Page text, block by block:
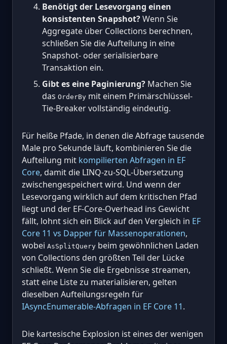
Benötigt der Lesevorgang einen
konsistenten Snapshot?Wenn Sie
Aggregate über Collections berechnen,
schließen Sie die Aufteilung in eine
Snapshot- oder serialisierbare
Transaktion ein.
Gibt es eine Paginierung? Machen Sie
das OrderBy mit einem Primärschlüssel-
Tie-Breaker vollständig eindeutig.
Für heiße Pfade, in denen die Abfrage tausende
Male pro Sekunde läuft, kombinieren Sie die
Aufteilung mit kompilierten Abfragen in EF
Core, damit die LINQ-zu-SQL-Übersetzung
zwischengespeichert wird. Und wenn der
Lesevorgang wirklich auf dem kritischen Pfad
liegt und der EF-Core-Overhead ins Gewicht
fällt, lohnt sich ein Blick auf den Vergleich in EF
Core 11 vs Dapper für Massenoperationen,
wobei AsSplitQuery beim gewöhnlichen Laden
von Collections den größten Teil der Lücke
schließt. Wenn Sie die Ergebnisse streamen,
statt eine Liste zu materialisieren, gelten
dieselben Aufteilungsregeln für
IAsyncEnumerable-Abfragen in EF Core 11.
Die kartesische Explosion ist eines der wenigen